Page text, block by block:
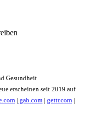
Gesundheit
erscheinen seit 2019 auf
| gab.com | gettr.com |